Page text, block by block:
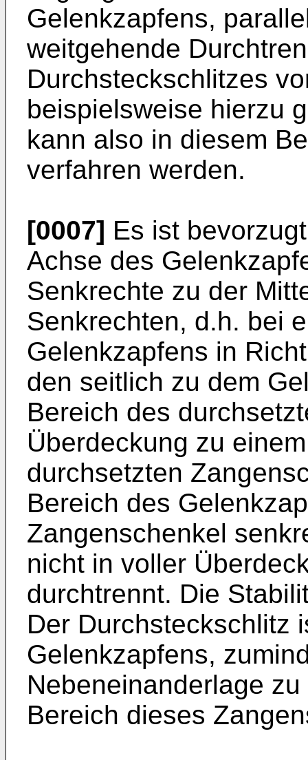
Gelenkzapfens,
weitgehende
Durchsteckschlitzes
beispielsweise hierzu
kann also in diesem
verfahren werden.
[0007] Es ist
Achse des
Senkrechte zu der
Senkrechten, d.h. bei
Gelenkzapfens in
den seitlich zu dem
Bereich des
Überdeckung zu
durchsetzten
Bereich des
Zangenschenkel
nicht in voller
durchtrennt. Die
Der Durchsteckschlitz
Gelenkzapfens,
Nebeneinanderlage
Bereich dieses